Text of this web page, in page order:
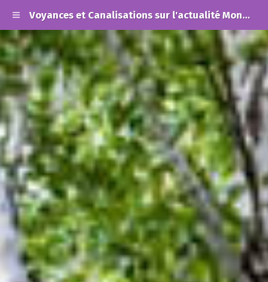
Voyances et Canalisations sur l'actualité Mondiale et les Alertes